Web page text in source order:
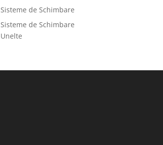
Sisteme de Schimbare
Sisteme de Schimbare
Unelte